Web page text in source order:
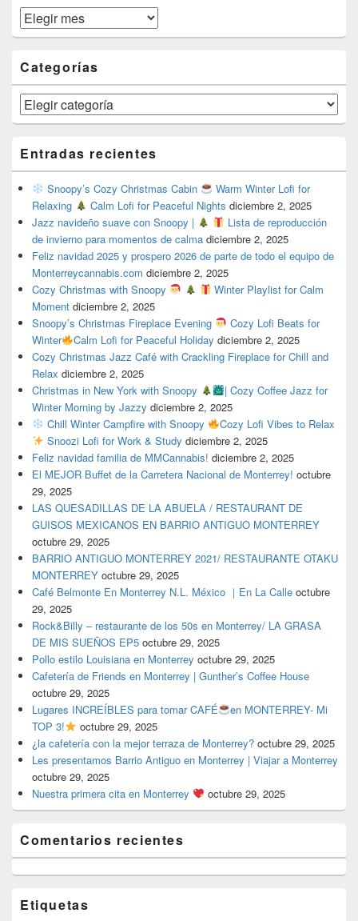
Archivos
Categorías
Categorías
Entradas recientes
Snoopy’s Cozy Christmas Cabin
Warm Winter Lofi for
Relaxing
Calm Lofi for Peaceful Nights diciembre 2, 2025
Jazz navideño suave con Snoopy |
Lista de reproducción
de invierno para momentos de calma diciembre 2, 2025
Feliz navidad 2025 y prospero 2026 de parte de todo el equipo de
Monterreycannabis.com diciembre 2, 2025
Cozy Christmas with Snoopy
Winter Playlist for Calm
Moment diciembre 2, 2025
Snoopy’s Christmas Fireplace Evening
Cozy Lofi Beats for
Winter
Calm Lofi for Peaceful Holiday diciembre 2, 2025
Cozy Christmas Jazz Café with Crackling Fireplace for Chill and
Relax diciembre 2, 2025
Christmas in New York with Snoopy
| Cozy Coffee Jazz for
Winter Morning by Jazzy diciembre 2, 2025
Chill Winter Campfire with Snoopy
Cozy Lofi Vibes to Relax
Snoozi Lofi for Work & Study diciembre 2, 2025
Feliz navidad familia de MMCannabis! diciembre 2, 2025
El MEJOR Buffet de la Carretera Nacional de Monterrey! octubre
29, 2025
LAS QUESADILLAS DE LA ABUELA / RESTAURANT DE
GUISOS MEXICANOS EN BARRIO ANTIGUO MONTERREY
octubre 29, 2025
BARRIO ANTIGUO MONTERREY 2021/ RESTAURANTE OTAKU
MONTERREY octubre 29, 2025
Café Belmonte En Monterrey N.L. México ｜En La Calle octubre
29, 2025
Rock&Billy – restaurante de los 50s en Monterrey/ LA GRASA
DE MIS SUEÑOS EP5 octubre 29, 2025
Pollo estilo Louisiana en Monterrey octubre 29, 2025
Cafetería de Friends en Monterrey | Gunther’s Coffee House
octubre 29, 2025
Lugares INCREÍBLES para tomar CAFÉ
en MONTERREY- Mi
TOP 3!
octubre 29, 2025
¿la cafetería con la mejor terraza de Monterrey? octubre 29, 2025
Les presentamos Barrio Antiguo en Monterrey | Viajar a Monterrey
octubre 29, 2025
Nuestra primera cita en Monterrey
octubre 29, 2025
Comentarios recientes
Etiquetas